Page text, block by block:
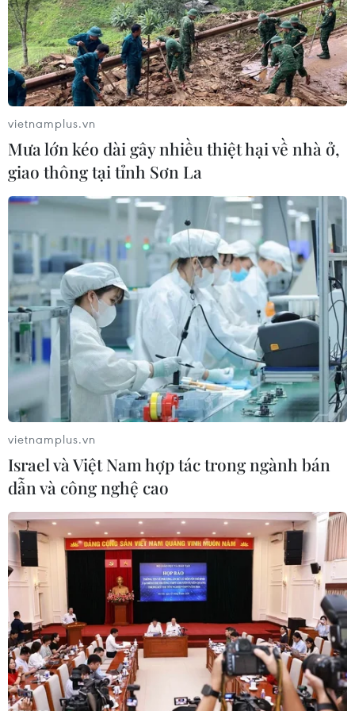
Mối lo ngại về nguồn cung vẫn ám ảnh thị
trường dầu mỏ
09/09/2023 09:06
Tính chung trong cả tuần này, giá dầu Brent và WTI đều
tăng khoảng 2%. Tuy nhiên, con số trên vẫn còn khiêm
tốn nếu so với mức tăng 5% của dầu Brent và 7% của
dầu WTI vào tuần trước.
Thị trường dầu mỏ thế giới tuần qua vẫn
chưa cắt chuỗi giảm giá
vietnamplus.vn
Mưa lớn kéo dài gây nhiều thiệt hại về nhà ở,
giao thông tại tỉnh Sơn La
vietnamplus.vn
Israel và Việt Nam hợp tác trong ngành bán
dẫn và công nghệ cao